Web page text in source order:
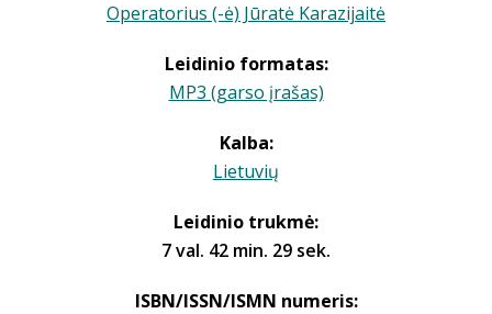
Operatorius (-ė) Jūratė Karazijaitė
Leidinio formatas:
MP3 (garso įrašas)
Kalba:
Lietuvių
Leidinio trukmė:
7 val. 42 min. 29 sek.
ISBN/ISSN/ISMN numeris: